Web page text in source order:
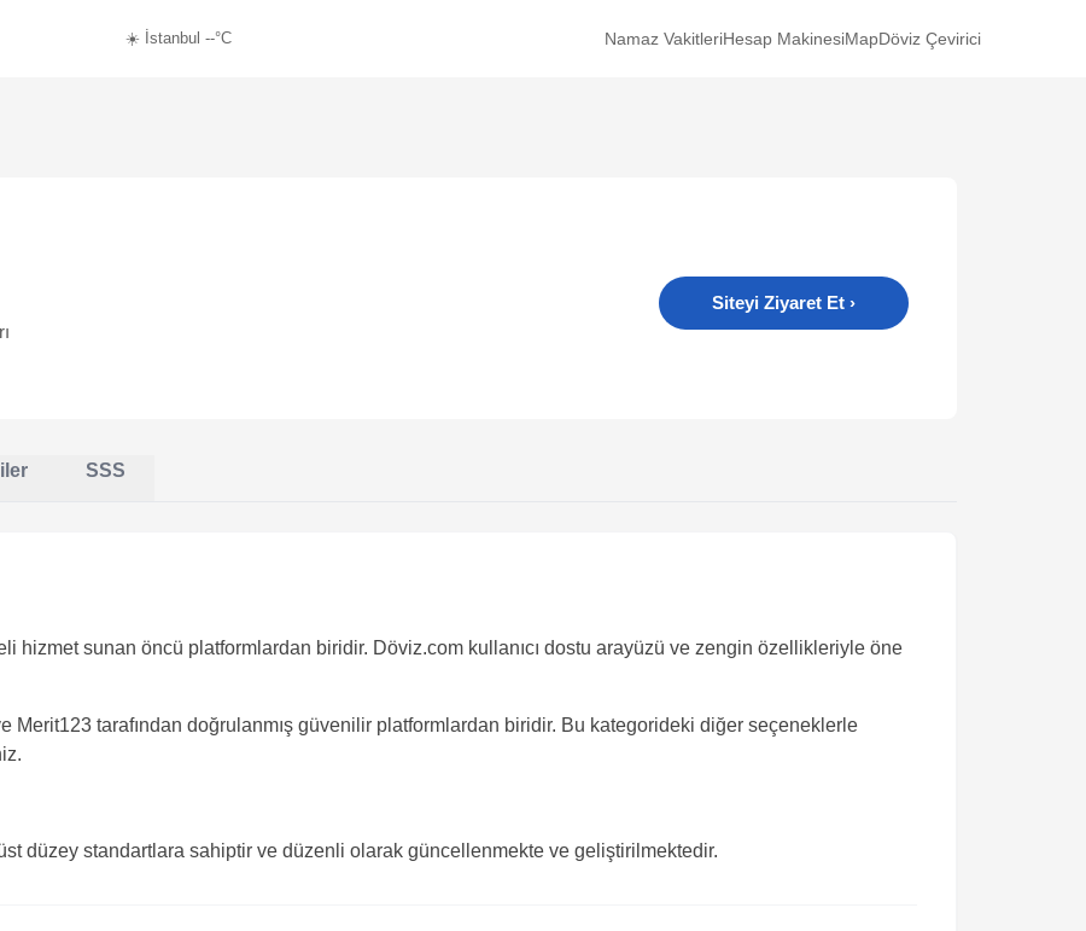
☀️ İstanbul --°C Namaz VakitleriHesap MakinesiMapDöviz Çevirici
Siteyi Ziyaret Et ›
SSS
hizmet sunan öncü platformlardan biridir. Döviz.com kullanıcı dostu arayüzü ve zengin özellikleriyle öne
Merit123 tarafından doğrulanmış güvenilir platformlardan biridir. Bu kategorideki diğer seçeneklerle
düzey standartlara sahiptir ve düzenli olarak güncellenmekte ve geliştirilmektedir.